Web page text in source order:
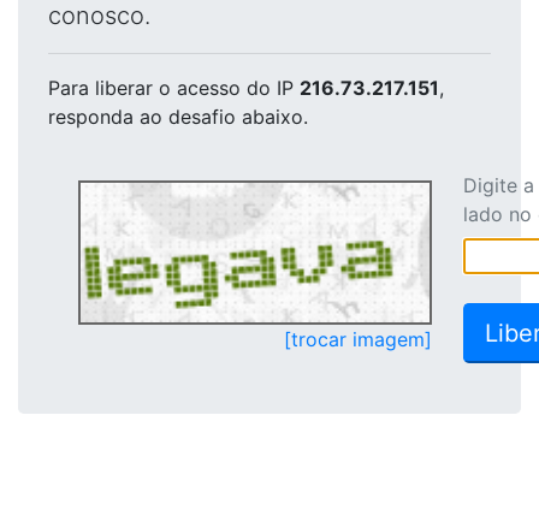
conosco.
Para liberar o acesso do IP 216.73.217.151,
responda ao desafio abaixo.
[trocar imagem]
Digite
lado no